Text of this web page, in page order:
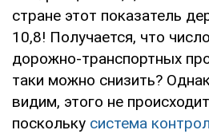
стране этот показатель
10,8! Получается, что
дорожно-транспортных
таки можно снизить?
видим, этого не
поскольку система